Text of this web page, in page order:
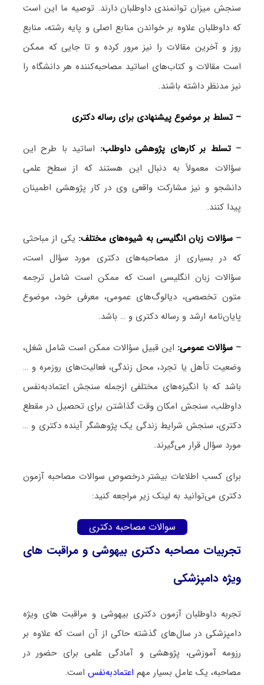
سنجش میزان توانمندی داوطلبان دارند. توصیه ما این است
که داوطلبان علاوه بر خواندن منابع اصلی و پایه رشته، منابع
روز و آخرین مقالات را نیز مرور کرده و تا جایی که ممکن
است مقالات و کتاب‌های اساتید مصاحبه‌کننده هر دانشگاه را
نیز مدنظر داشته باشند.
– تسلط بر موضوع پیشنهادی برای رساله دکتری
–تسلط بر کارهای پژوهشی داوطلب: اساتید با طرح این
سؤالات معمولاً به دنبال این هستند که از سطح علمی
دانشجو و نیز مشارکت واقعی وی در کار پژوهشی اطمینان
پیدا کنند.
– سؤالات زبان انگلیسی به شیوه‌های مختلف: یکی از مباحثی
که در بسیاری از مصاحبه‌های دکتری مورد سؤال است،
سؤالات زبان انگلیسی است که ممکن است شامل ترجمه
متون تخصصی، دیالوگ‌های عمومی، معرفی خود، موضوع
پایان‌نامه ارشد و رساله دکتری و … باشد.
– سؤالات عمومی: این قبیل سؤالات ممکن است شامل شغل،
وضعیت تأهل یا تجرد، محل زندگی، فعالیت‌های روزمره و …
باشد که با انگیزه‌های مختلفی ازجمله سنجش اعتمادبه‌نفس
داوطلب، سنجش امکان وقت گذاشتن برای تحصیل در مقطع
دکتری، سنجش شرایط زندگی یک پژوهشگر آینده دکتری و …
مورد سؤال قرار می‌گیرند.
برای کسب اطلاعات بیشتر درخصوص سوالات مصاحبه آزمون
دکتری می‌توانید به لینک زیر مراجعه کنید:
سوالات مصاحبه دکتری
تجربیات مصاحبه دکتری بیهوشی و مراقبت ‌های
ویژه دامپزشکی
تجربه داوطلبان آزمون دکتری بیهوشی و مراقبت ‌های ویژه
دامپزشکی در سال‌های گذشته حاکی از آن است که علاوه بر
رزومه آموزشی، پژوهشی و آمادگی علمی برای حضور در
مصاحبه، یک عامل بسیار مهم اعتمادبه‌نفساست.